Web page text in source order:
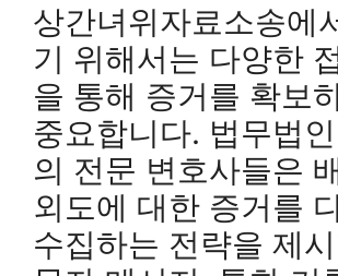
상간녀위자료소송에
기 위해서는 다양한
을 통해 증거를 확보
중요합니다. 법무법
의 전문 변호사들은
외도에 대한 증거를
수집하는 전략을 제